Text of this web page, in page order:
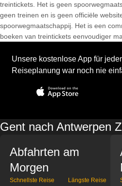
treintickets. Het is geen
geen treinen en is geen officiële
spoorwegmaatschappij. Het is een
boeken van treintickets eenvoudiger
Unsere kostenlose App für
Reiseplanung war noch nie
Gent nach Antwerpen
Abfahrten am
Morgen
Schnellste Reise Längste Reise